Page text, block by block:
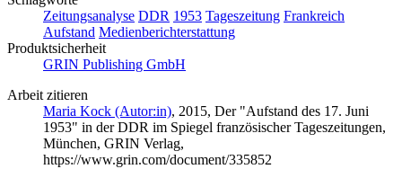
Zeitungsanalyse DDR 1953 Tageszeitung Frankreich
Aufstand Medienberichterstattung
Produktsicherheit
GRIN Publishing GmbH
Arbeit zitieren
Maria Kock (Autor:in), 2015, Der "Aufstand des 17. Juni
1953" in der DDR im Spiegel französischer Tageszeitungen,
München, GRIN Verlag,
https://www.grin.com/document/335852